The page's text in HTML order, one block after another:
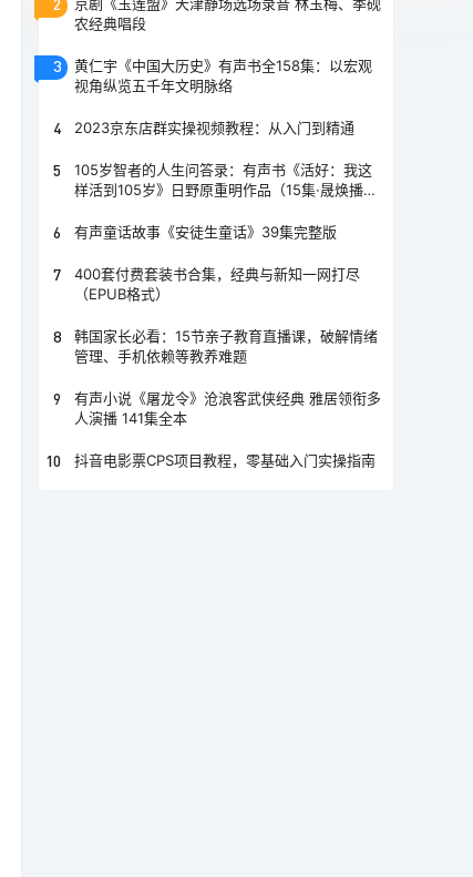
2
农经典唱段
3
黄仁宇《中国大历史》有声书全158集：以宏观
视角纵览五千年文明脉络
4 2023京东店群实操视频教程：从入门到精通
5
105岁智者的人生问答录：有声书《活好：我这
样活到105岁》日野原重明作品（15集·晟焕播
6 有声童话故事《安徒生童话》39集完整版
7
400套付费套装书合集，经典与新知一网打尽
（EPUB格式）
8
韩国家长必看：15节亲子教育直播课，破解情绪
管理、手机依赖等教养难题
9
有声小说《屠龙令》沧浪客武侠经典 雅居领衔多
人演播 141集全本
10 抖音电影票CPS项目教程，零基础入门实操指南